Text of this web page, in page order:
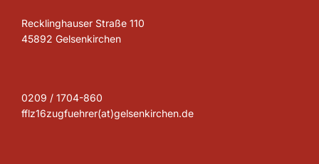
Recklinghauser Straße 110
45892 Gelsenkirchen
0209 / 1704-860
fflz16zugfuehrer(at)gelsenkirchen.de